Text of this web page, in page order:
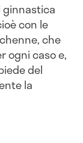
ginnastica
con le
che
ogni caso e,
del
la